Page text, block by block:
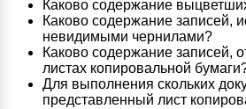
Каково содержание
Каково содержание записей,
невидимыми чернилами?
Каково содержание записей,
листах копировальной
Для выполнения скольких
представленный лист